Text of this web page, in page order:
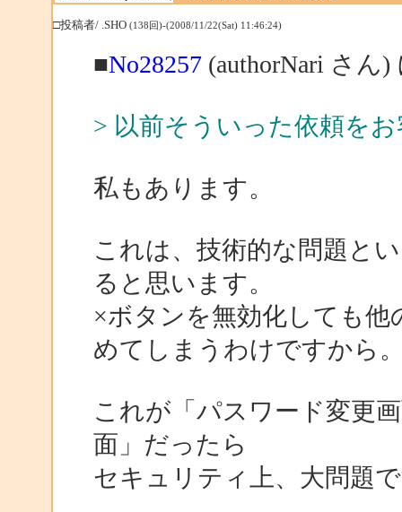
□投稿者/ .SHO (138回)-(2008/11/22(Sat) 11:46:24)
■No28257(authorNari さん)
> 以前そういった依頼を
私もあります。
これは、技術的な問題と
ると思います。
×ボタンを無効化しても
めてしまうわけですから
これが「パスワード変更
面」だったら
セキュリティ上、大問題